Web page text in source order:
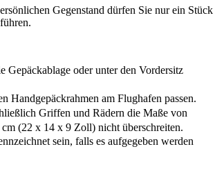
Gegenstand dürfen Sie nur ein Stück
Gepäckablage oder unter den Vordersitz
Handgepäckrahmen am Flughafen passen.
Griffen und Rädern die Maße von
(22 x 14 x 9 Zoll) nicht überschreiten.
sein, falls es aufgegeben werden